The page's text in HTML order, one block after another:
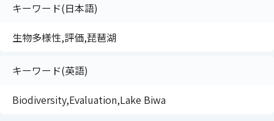
キーワード(日本語)
生物多様性,評価,琵琶湖
キーワード(英語)
Biodiversity,Evaluation,Lake Biwa